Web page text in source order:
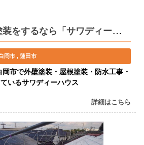
埼玉県白岡市で塗装をするなら「サワディーハウス」へ
岡市 蓮田市
市で外壁塗装・屋根塗装・防水工事・
いるサワディーハウス
詳細はこちら